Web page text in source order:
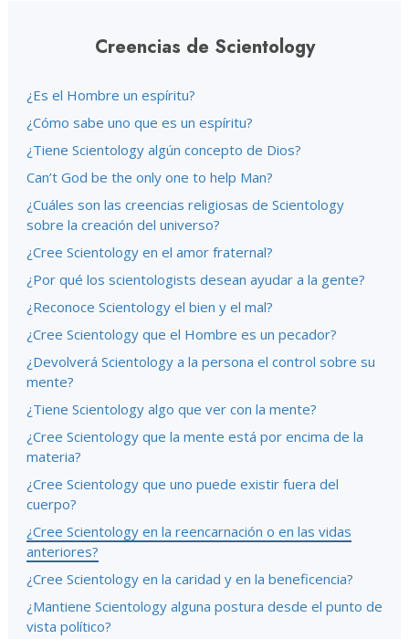
Creencias de Scientology
¿Es el Hombre un espíritu?
¿Cómo sabe uno que es un espíritu?
¿Tiene Scientology algún concepto de Dios?
Can’t God be the only one to help Man?
¿Cuáles son las creencias religiosas de Scientology
sobre la creación del universo?
¿Cree Scientology en el amor fraternal?
¿Por qué los scientologists desean ayudar a la gente?
¿Reconoce Scientology el bien y el mal?
¿Cree Scientology que el Hombre es un pecador?
¿Devolverá Scientology a la persona el control sobre su
mente?
¿Tiene Scientology algo que ver con la mente?
¿Cree Scientology que la mente está por encima de la
materia?
¿Cree Scientology que uno puede existir fuera del
cuerpo?
¿Cree Scientology en la reencarnación o en las vidas
anteriores?
¿Cree Scientology en la caridad y en la beneficencia?
¿Mantiene Scientology alguna postura desde el punto de
vista político?